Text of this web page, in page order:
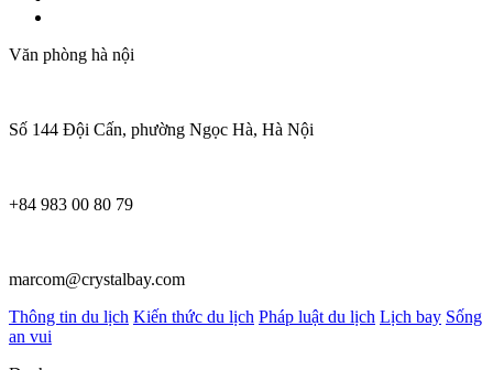
Văn phòng hà nội
Số 144 Đội Cấn, phường Ngọc Hà, Hà Nội
+84 983 00 80 79
marcom@crystalbay.com
Thông tin du lịch Kiến thức du lịch Pháp luật du lịch Lịch bay Sống
an vui